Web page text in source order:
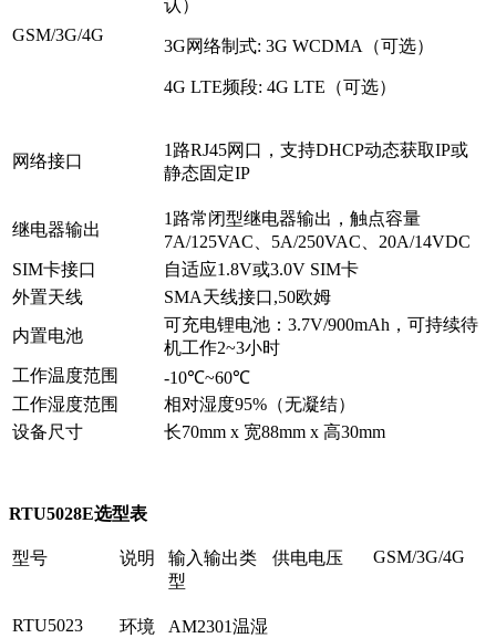
GSM/3G/4G
认）
3G网络制式: 3G WCDMA（可选）
4G LTE频段: 4G LTE（可选）
网络接口
1路RJ45网口，支持DHCP动态获取IP或
静态固定IP
继电器输出
1路常闭型继电器输出，触点容量
7A/125VAC、5A/250VAC、20A/14VDC
SIM卡接口
自适应1.8V或3.0V SIM卡
外置天线
SMA天线接口,50欧姆
内置电池
可充电锂电池：3.7V/900mAh，可持续待
机工作2~3小时
工作温度范围
-10℃~60℃
工作湿度范围
相对湿度95%（无凝结）
设备尺寸
长70mm x 宽88mm x 高30mm
RTU5028E选型表
型号 说明
输入输出类
型
供电电压 GSM/3G/4G
RTU5023
环境
AM2301温湿